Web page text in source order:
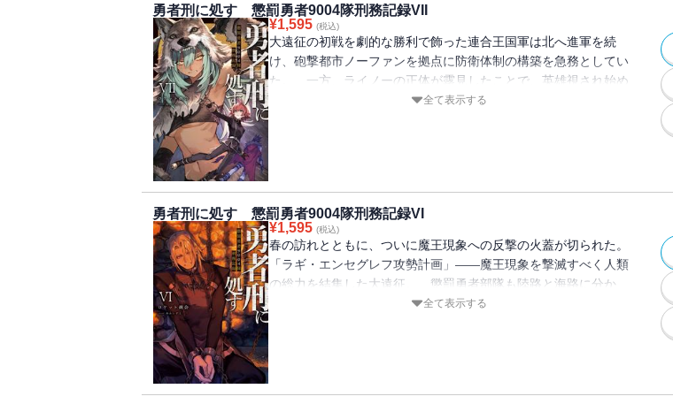
ら魔王現象側の軍勢の指揮や古代遺跡の探索を命じられたザイロ
は、やがて訪れた《始祖の門》で魔王現象を呼び出す存在、ティ
ル・ナ・ノーグの真実を知る。 ――果たして、英雄の帰還は間
に合うのか。戦いは熾烈を極め、決戦の幕が上がる。
勇者刑に処す 懲罰勇者9004隊刑務記録VII
¥1,595 (税込)
大遠征の初戦を劇的な勝利で飾った連合王国軍は北へ進軍を続
け、砲撃都市ノーファンを拠点に防衛体制の構築を急務としてい
た。 一方、ライノーの正体が露見したことで、英雄視され始め
ていた懲罰勇者部隊の評判は再び地に落ちてしまう。 タツヤと
騎士団長であった頃のお話を伺ってもよろしいでしょうか？」
――それは泡沫の夢。かつての栄光。第五聖騎士団の仲間たちと
セネルヴァとの日々。 失われたのは果たして、記憶か、誇り
か。
全て表示する
勇者刑に処す 懲罰勇者9004隊刑務記録VI
¥1,595 (税込)
春の訪れとともに、ついに魔王現象への反撃の火蓋が切られた。
「ラギ・エンセグレフ攻勢計画」――魔王現象を撃滅すべく人類
の総力を結集した大遠征。 懲罰勇者部隊も陸路と海路に分か
れ、魔王現象の本拠地とされる北の果てを目指す。 ザイロたち
全て表示する